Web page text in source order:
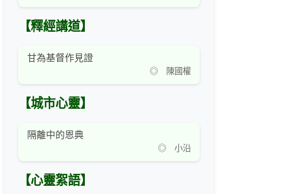
【釋經講道】
甘為基督作見證
◎ 陳國權
【城市心靈】
隔離中的恩典
◎ 小沿
【心靈絮語】